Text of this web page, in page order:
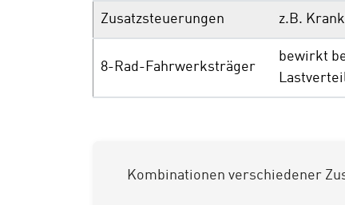
Zusatzsteuerungen z.B.
8-Rad-Fahrwerksträger
bewirkt
Kombinationen verschiedener